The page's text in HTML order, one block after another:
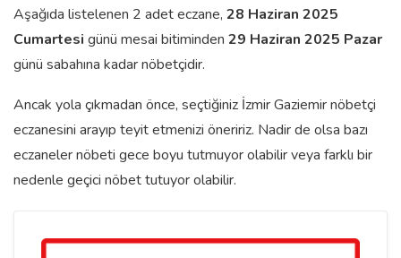
Aşağıda listelenen 2 adet eczane, 28 Haziran 2025
Cumartesi günü mesai bitiminden 29 Haziran 2025 Pazar
günü sabahına kadar nöbetçidir.
Ancak yola çıkmadan önce, seçtiğiniz İzmir Gaziemir nöbetçi
eczanesini arayıp teyit etmenizi öneririz. Nadir de olsa bazı
eczaneler nöbeti gece boyu tutmuyor olabilir veya farklı bir
nedenle geçici nöbet tutuyor olabilir.